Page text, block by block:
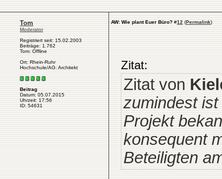
Tom
Moderator
Registriert seit: 15.02.2003
Beiträge: 1.762
Tom: Offline
Ort: Rhein-Ruhr
Hochschule/AG: Architekt
Beitrag
Datum: 05.07.2015
Uhrzeit: 17:56
ID: 54631
AW: Wie plant Euer Büro? #12 (Permalink)
Zitat:
Zitat von
zumindest
Projekt
konsequent
Beteiligten